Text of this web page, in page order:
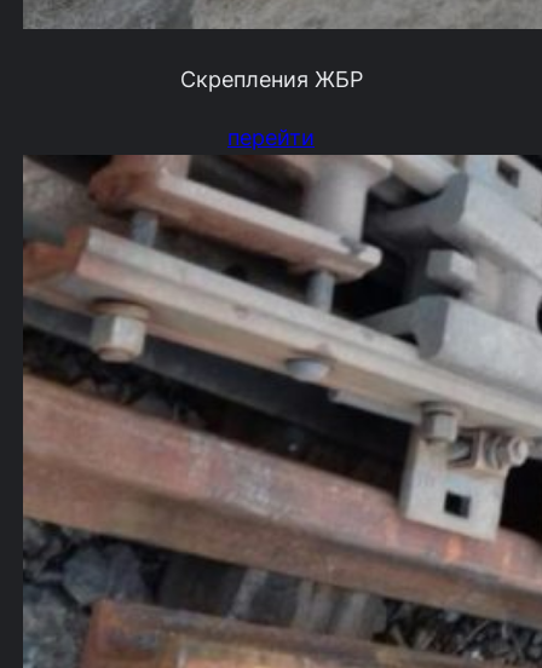
Скрепления ЖБР
перейти